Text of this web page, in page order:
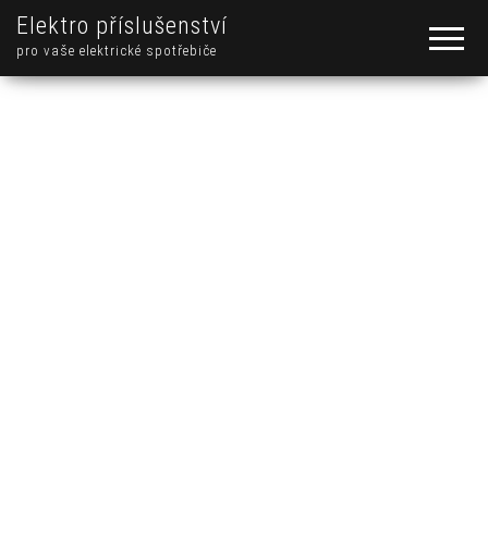
Elektro příslušenství
pro vaše elektrické spotřebiče